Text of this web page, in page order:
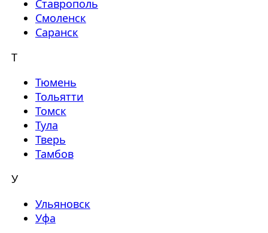
Ставрополь
Смоленск
Саранск
Т
Тюмень
Тольятти
Томск
Тула
Тверь
Тамбов
У
Ульяновск
Уфа